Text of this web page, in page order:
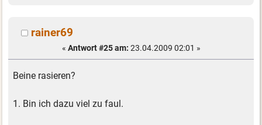
rainer69
« Antwort #25 am: 23.04.2009 02:01 »
Beine rasieren?
1. Bin ich dazu viel zu faul.